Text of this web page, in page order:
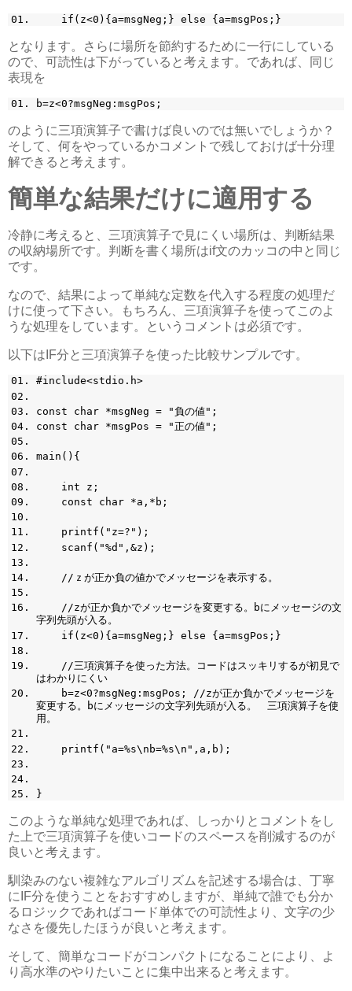
if(z<0){a=msgNeg;} else {a=msgPos;}
となります。さらに場所を節約するために一行にしている
ので、可読性は下がっていると考えます。であれば、同じ
表現を
b=z<0?msgNeg:msgPos;
のように三項演算子で書けば良いのでは無いでしょうか？
そして、何をやっているかコメントで残しておけば十分理
解できると考えます。
簡単な結果だけに適用する
冷静に考えると、三項演算子で見にくい場所は、判断結果
の収納場所です。判断を書く場所はif文のカッコの中と同じ
です。
なので、結果によって単純な定数を代入する程度の処理だ
けに使って下さい。もちろん、三項演算子を使ってこのよ
うな処理をしています。というコメントは必須です。
以下はIF分と三項演算子を使った比較サンプルです。
#include<stdio.h>
const char *msgNeg = "負の値";
const char *msgPos = "正の値";
main(){
int z;
const char *a,*b;
printf("z=?");
scanf("%d",&z);
//ｚが正か負の値かでメッセージを表示する。
//zが正か負かでメッセージを変更する。bにメッセージの文
字列先頭が入る。
if(z<0){a=msgNeg;} else {a=msgPos;}
//三項演算子を使った方法。コードはスッキリするが初見で
はわかりにくい
b=z<0?msgNeg:msgPos; //zが正か負かでメッセージを
変更する。bにメッセージの文字列先頭が入る。 三項演算子を使
用。
printf("a=%s\nb=%s\n",a,b);
}
このような単純な処理であれば、しっかりとコメントをし
た上で三項演算子を使いコードのスペースを削減するのが
良いと考えます。
馴染みのない複雑なアルゴリズムを記述する場合は、丁寧
にIF分を使うことをおすすめしますが、単純で誰でも分か
るロジックであればコード単体での可読性より、文字の少
なさを優先したほうが良いと考えます。
そして、簡単なコードがコンパクトになることにより、よ
り高水準のやりたいことに集中出来ると考えます。